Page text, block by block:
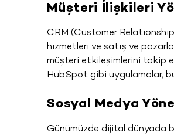
Müşteri İlişkileri
CRM (Customer
hizmetleri ve satış ve
müşteri etkileşimlerini takip
HubSpot gibi uygulamalar,
Sosyal Medya
Günümüzde dijital dünyada